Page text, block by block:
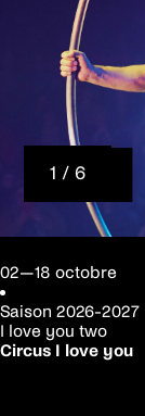
1 / 6
02—18 octobre
Saison 2026-2027
I love you two
Circus I love you